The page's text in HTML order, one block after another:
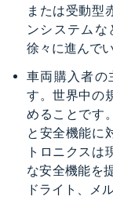
または受動型
ンシステム
徐々に進んでい
車両購入者の
す。世界中の
めることです
と安全機能に
トロニクスは
な安全機能を
ドライト、メ